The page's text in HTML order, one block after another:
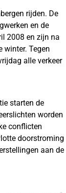
rijden. De
en de
2008 en zijn na
winter. Tegen
alle verkeer
starten de
worden
conflicten
doorstroming
aan de